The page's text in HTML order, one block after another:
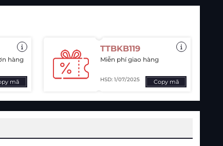
hàng
mã
TTBKB119
Miễn phí giao hàng
HSD: 1/07/2025 Copy mã